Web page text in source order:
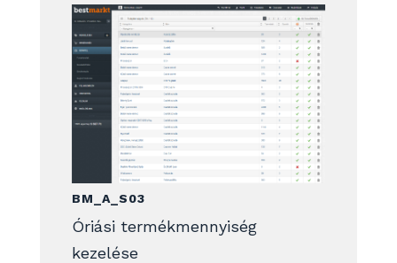
BM_A_S03
Óriási termékmennyiség
kezelése